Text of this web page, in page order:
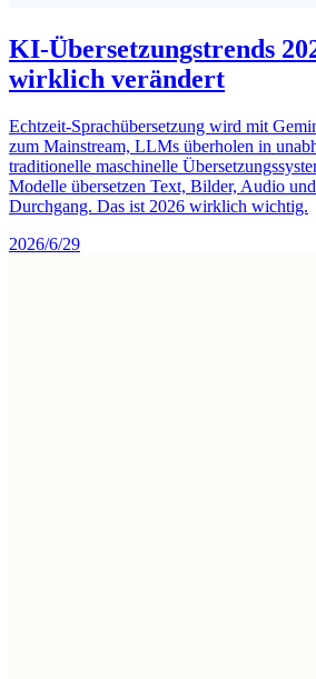
KI-Übersetzungstrends
wirklich verändert
Echtzeit-Sprachübersetzung wird mit
zum Mainstream, LLMs überholen in
traditionelle maschinelle
Modelle übersetzen Text, Bilder, Audio
Durchgang. Das ist 2026 wirklich wichtig.
2026/6/29